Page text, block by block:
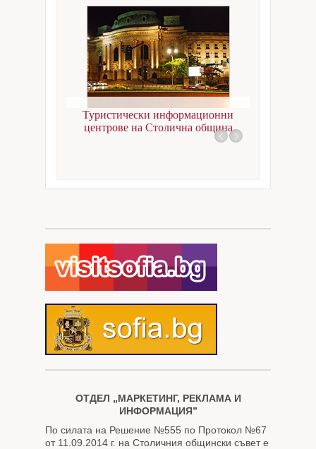
Събития
Въпроси
Кариери
КонтактиСофия
Туристически информационни
центрове на Столична община
ОТДЕЛ „МАРКЕТИНГ, РЕКЛАМА И
ИНФОРМАЦИЯ”
По силата на Решение №555 по Протокол №67
от 11.09.2014 г. на Столичния общински съвет е